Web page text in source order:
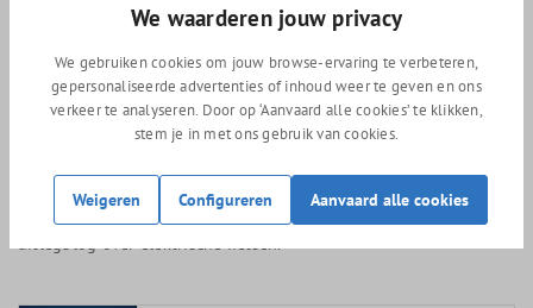
strak aansluitende accu op de bagagedrager.
Elektrische fietsen keuze hulp
Welke elektrische fiets heb ik nodig? Het kan moeilijk zijn om te
ontdekken welke elektrische fiets je precies zoekt en waar je op
regelmaat. Daarom hebben we onze meest gestelde vragen en
antwoorden in een blogpost verwerkt. Klik
uitlegblog over elektrische fietsen.
We waarderen jouw privacy
We gebruiken cookies om jouw browse-ervaring te verbeteren,
gepersonaliseerde advertenties of inhoud weer te geven en ons
verkeer te analyseren. Door op ‘Aanvaard alle cookies’ te klikken,
stem je in met ons gebruik van cookies.
Weigeren Configureren Aanvaard alle cookies